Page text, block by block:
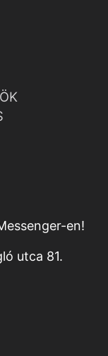
en!
utca 81.